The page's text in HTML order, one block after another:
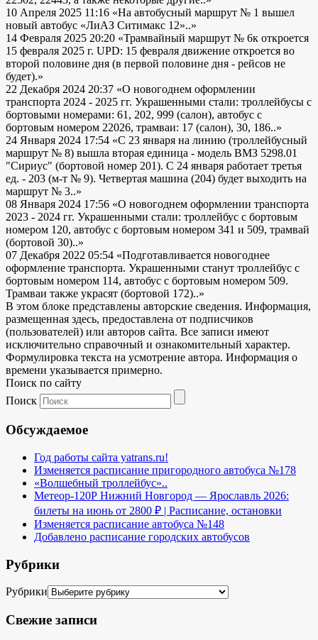
10 Апреля 2025 11:16 «На автобусный маршрут № 1 вышел
новый автобус «ЛиАЗ Ситимакс 12»..»
14 Февраля 2025 20:20 «Трамвайный маршрут № 6к откроется
15 февраля 2025 г. UPD: 15 февраля движение откроется во
второй половине дня (в первой половине дня - рейсов не
будет).»
22 Декабря 2024 20:37 «О новогоднем оформлении
транспорта 2024 - 2025 гг. Украшенными стали: троллейбусы с
бортовыми номерами: 61, 202, 999 (салон), автобус с
бортовым номером 22026, трамваи: 17 (салон), 30, 186..»
24 Января 2024 17:54 «С 23 января на линию (троллейбусный
маршрут № 8) вышла вторая единица - модель ВМЗ 5298.01
"Сириус" (бортовой номер 201). С 24 января работает третья
ед. - 203 (м-т № 9). Четвертая машина (204) будет выходить на
маршрут № 3..»
08 Января 2024 17:56 «О новогоднем оформлении транспорта
2023 - 2024 гг. Украшенными стали: троллейбус с бортовым
номером 120, автобус с бортовым номером 341 и 509, трамвай
(бортовой 30)..»
07 Декабря 2022 05:54 «Подготавливается новогоднее
оформление транспорта. Украшенными станут троллейбус с
бортовым номером 114, автобус с бортовым номером 509.
Трамваи также украсят (бортовой 172)..»
В этом блоке представлены авторские сведения. Информация,
размещенная здесь, предоставлена от подписчиков
(пользователей) или авторов сайта. Все записи имеют
исключительно справочный и ознакомительный характер.
Формулировка текста на усмотрение автора. Информация о
времени указывается примерно.
Поиск по сайту
Поиск
Обсуждаемое
Год работы сайта yatrans.ru!
Изменяется расписание пригородного автобуса №178
«Волшебный троллейбус»..
Метеор-120Р Нижний Новгород — Ярославль 2026:
билеты на июнь от 2800 ₽ | Расписание, остановки
Изменяется расписание автобуса №148
Добавлено расписание городских автобусов
Рубрики
Рубрики
Свежие записи